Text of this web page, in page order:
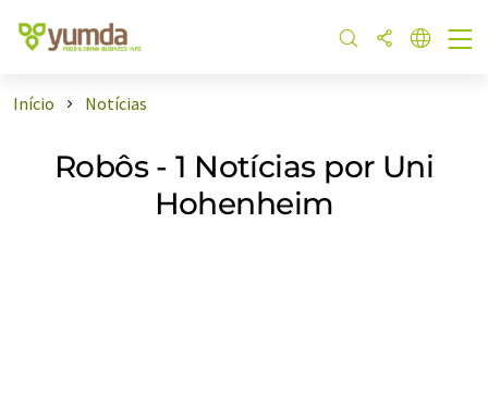
Início Notícias
Robôs - 1 Notícias por Uni
Hohenheim